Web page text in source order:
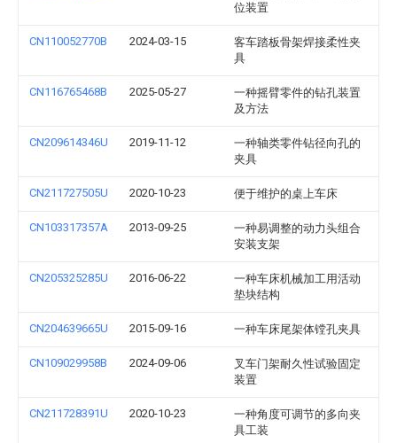
位装置
CN110052770B 2024-03-15
客车踏板骨架焊接柔性夹
具
CN116765468B 2025-05-27
一种摇臂零件的钻孔装置
及方法
CN209614346U 2019-11-12
一种轴类零件钻径向孔的
夹具
CN211727505U 2020-10-23 便于维护的桌上车床
CN103317357A 2013-09-25
一种易调整的动力头组合
安装支架
CN205325285U 2016-06-22
一种车床机械加工用活动
垫块结构
CN204639665U 2015-09-16 一种车床尾架体镗孔夹具
CN109029958B 2024-09-06
叉车门架耐久性试验固定
装置
CN211728391U 2020-10-23
一种角度可调节的多向夹
具工装